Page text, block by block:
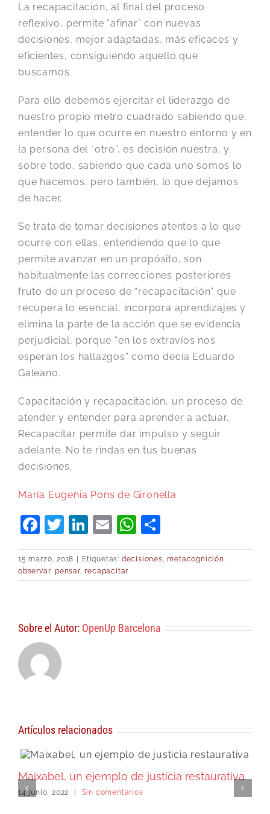
La recapacitación, al final del proceso
reflexivo, permite “afinar” con nuevas
decisiones, mejor adaptadas, más eficaces y
eficientes, consiguiendo aquello que
buscamos.
Para ello debemos ejercitar el liderazgo de
nuestro propio metro cuadrado sabiendo que,
entender lo que ocurre en nuestro entorno y en
la persona del “otro”, es decisión nuestra, y
sobre todo, sabiendo que cada uno somos lo
que hacemos, pero también, lo que dejamos
de hacer.
Se trata de tomar decisiones atentos a lo que
ocurre con ellas, entendiendo que lo que
permite avanzar en un propósito, son
habitualmente las correcciones posteriores
fruto de un proceso de “recapacitación” que
recupera lo esencial, incorpora aprendizajes y
elimina la parte de la acción que se evidencia
perjudicial, porque “en los extravíos nos
esperan los hallazgos” como decía Eduardo
Galeano.
Capacitación y recapacitación, un proceso de
atender y entender para aprender a actuar.
Recapacitar permite dar impulso y seguir
adelante. No te rindas en tus buenas
decisiones.
María Eugenia Pons de Gironella
Facebook
Twitter
LinkedIn
EmailWhatsApp
15 marzo, 2018 | Etiquetas: decisiones ,metacognición
observar,pensar,recapacitar
Sobre el Autor: OpenUp Barcelona
Artículos relacionados
Maixabel, un ejemplo de justicia restaurativa
14 junio, 2022 Sin comentarios